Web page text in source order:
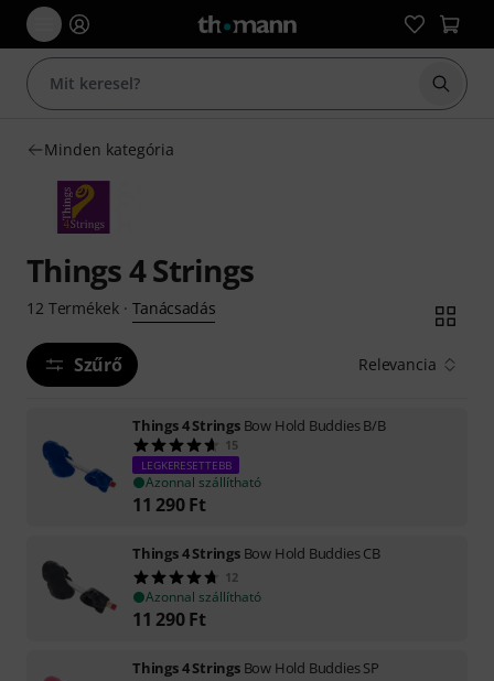
Minden kategória
Things 4 Strings
12 Termékek· Tanácsadás
Szűrő Relevancia
Things 4 Strings Bow Hold Buddies B/B
15
LEGKERESETTEBB
Azonnal szállítható
11 290 Ft
Things 4 Strings Bow Hold Buddies CB
12
Azonnal szállítható
11 290 Ft
Things 4 Strings Bow Hold Buddies SP